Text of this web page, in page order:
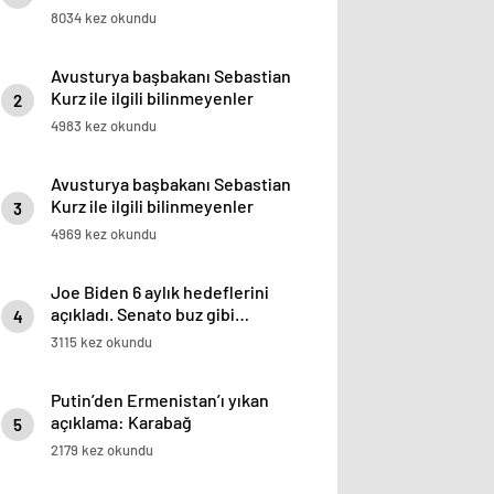
8034 kez okundu
2
Avusturya başbakanı Sebastian
Kurz ile ilgili bilinmeyenler
4983 kez okundu
3
Avusturya başbakanı Sebastian
Kurz ile ilgili bilinmeyenler
4969 kez okundu
4
Joe Biden 6 aylık hedeflerini
açıkladı. Senato buz gibi…
3115 kez okundu
5
Putin’den Ermenistan’ı yıkan
açıklama: Karabağ
Azerbaycan’ın ayrılmaz bir
2179 kez okundu